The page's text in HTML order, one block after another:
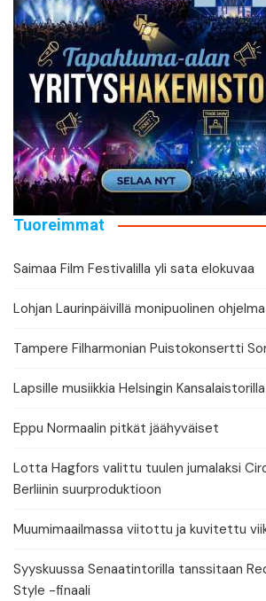
Tuoreimmat
Saimaa Film Festivalilla yli sata elokuvaa
Lohjan Laurinpäivillä monipuolinen ohjelma
Tampere Filharmonian Puistokonsertti
Lapsille musiikkia Helsingin Kansalaistorilla
Eppu Normaalin pitkät jäähyväiset
Lotta Hagfors valittu tuulen jumalaksi
Berliinin suurproduktioon
Muumimaailmassa viitottu ja kuvitettu
Syyskuussa Senaatintorilla tanssitaan
Style -finaali